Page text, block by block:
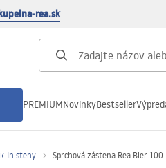
rea.sk
PREMIUMNovinkyBestseller
In steny Sprchová zástena Rea Bler 100